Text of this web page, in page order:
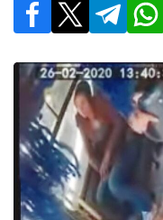
Facebook
X Telegram